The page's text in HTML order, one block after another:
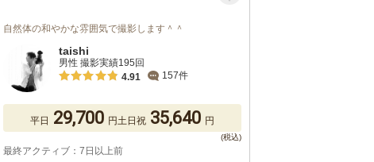
自然体の和やかな雰囲気で撮影します＾＾
taishi
男性 撮影実績195回
4.91
157件
平日 29,700 円土日祝 35,640 円
最終アクティブ：7日以上前